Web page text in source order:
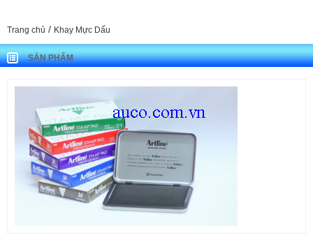
Trang chủ / Khay Mực Dấu
SẢN PHẨM